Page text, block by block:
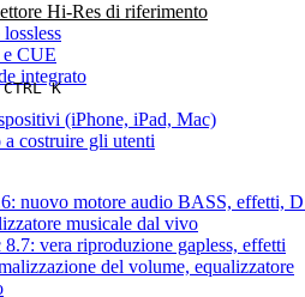
CTRL K
nuovo motore audio BASS, effetti,
musicale dal vivo
8.7: vera riproduzione gapless, effetti
del volume, equalizzatore
Hi-Res di riferimento
CUE
integrato
(iPhone, iPad, Mac)
costruire gli utenti